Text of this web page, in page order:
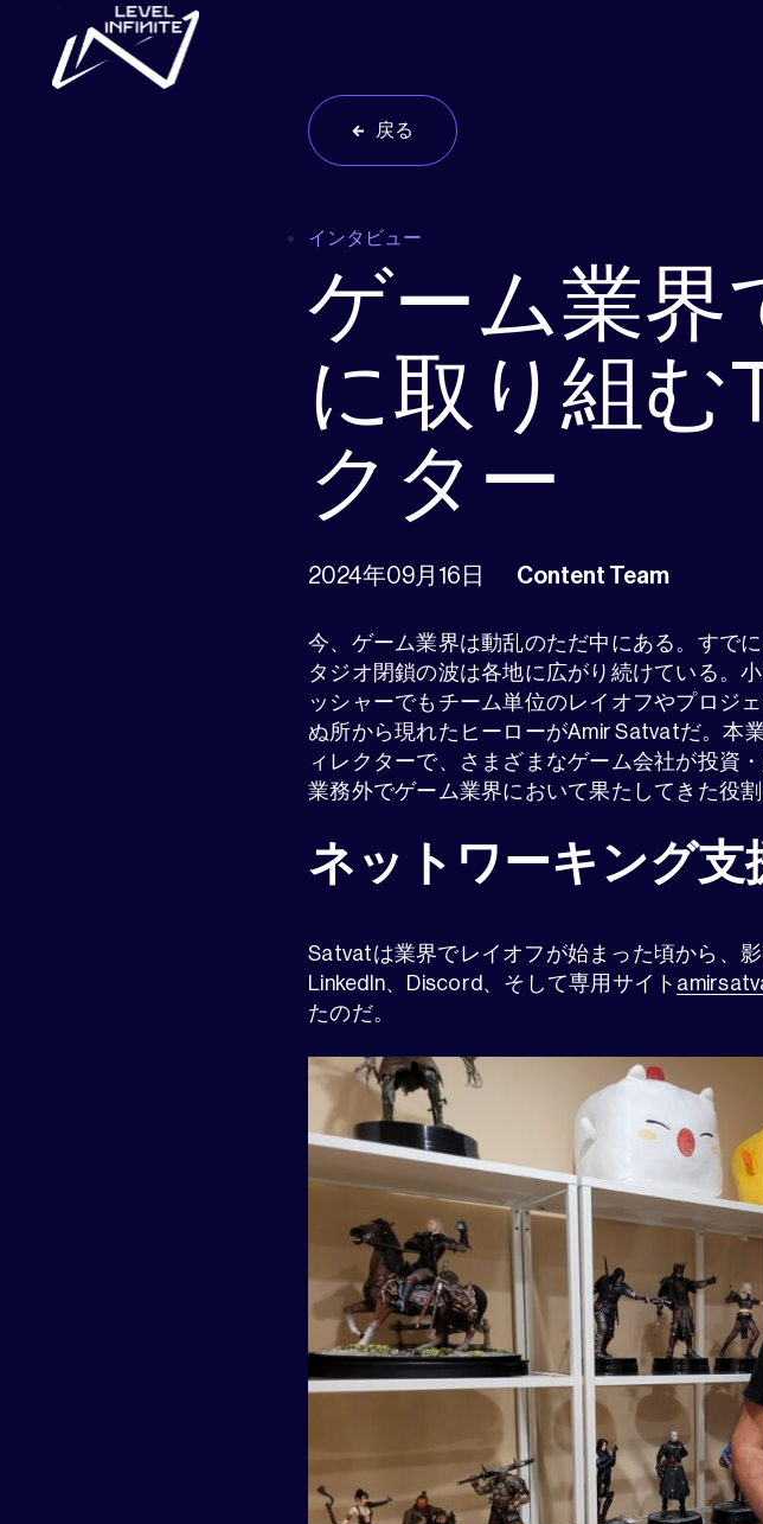
Skip to main content
戻る
インタビュー
ゲーム業界
に取り組む
クター
2024年09月16日 Content Team
今、ゲーム業界は動乱のただ中にある。すで
タジオ閉鎖の波は各地に広がり続けている。
ッシャーでもチーム単位のレイオフやプロジ
ぬ所から現れたヒーローがAmir Satvatだ。本
ィレクターで、さまざまなゲーム会社が投資
業務外でゲーム業界において果たしてきた役
ネットワーキング支
Satvatは業界でレイオフが始まった頃から、
LinkedIn、Discord、そして専用サイト
たのだ。